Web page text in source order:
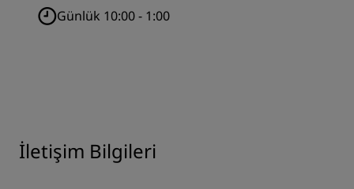
Günlük 10:00 - 1:00
İletişim Bilgileri